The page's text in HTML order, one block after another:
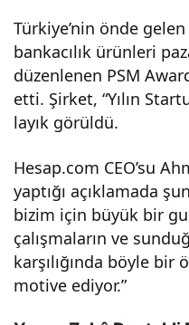
Türkiye’nin önde
bankacılık ürünleri
düzenlenen PSM
etti. Şirket, “Yılın
layık görüldü.
Hesap.com CEO’su
yaptığı açıklamada
bizim için büyük bir
çalışmaların ve
karşılığında böyle bir
motive ediyor.”
”
Seçi
ldi!
Bu
Baş
arıy